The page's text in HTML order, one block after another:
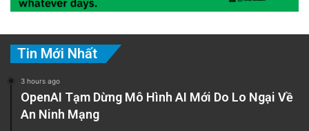
Tin Mới Nhất
3 hours ago
OpenAI Tạm Dừng Mô Hình AI Mới Do Lo Ngại Về
An Ninh Mạng